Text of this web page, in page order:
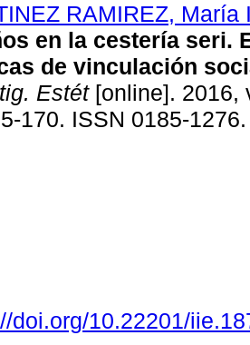
RAMIREZ, María
en la cestería seri.
de vinculación
Estét[online]. 2016,
170. ISSN 0185-
doi.org/10.22201/